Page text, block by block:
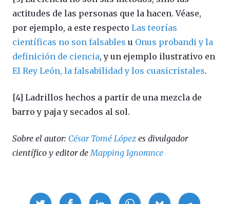
actitudes de las personas que la hacen. Véase,
por ejemplo, a este respecto Las teorías
científicas no son falsables u Onus probandi y la
definición de ciencia, y un ejemplo ilustrativo en
El Rey León, la falsabilidad y los cuasicristales.
[4] Ladrillos hechos a partir de una mezcla de
barro y paja y secados al sol.
Sobre el autor: César Tomé López es divulgador
científico y editor deMapping Ignorance
Compartir